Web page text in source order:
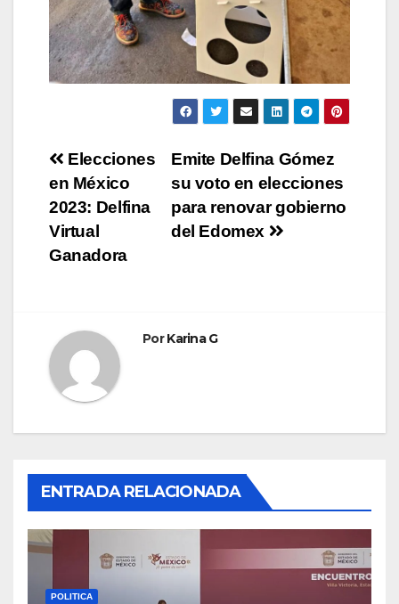
Navegación
de
entradas
Emite Delfina Gómez
su voto en elecciones
para renovar gobierno
del Edomex
Elecciones
en México
2023: Delfina
Virtual
Ganadora
PorKarina G
ENTRADA RELACIONADA
POLITICA